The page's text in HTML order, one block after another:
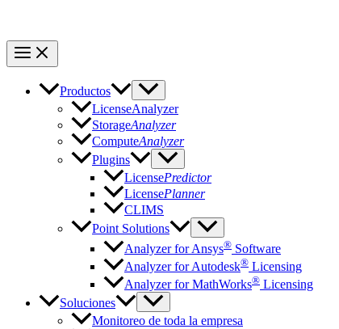
Productos
LicenseAnalyzer
StorageAnalyzer
ComputeAnalyzer
Plugins
LicensePredictor
LicensePlanner
CLIMS
Point Solutions
Analyzer for Ansys® Software
Analyzer for Autodesk® Licensing
Analyzer for MathWorks® Licensing
Soluciones
Monitoreo de toda la empresa